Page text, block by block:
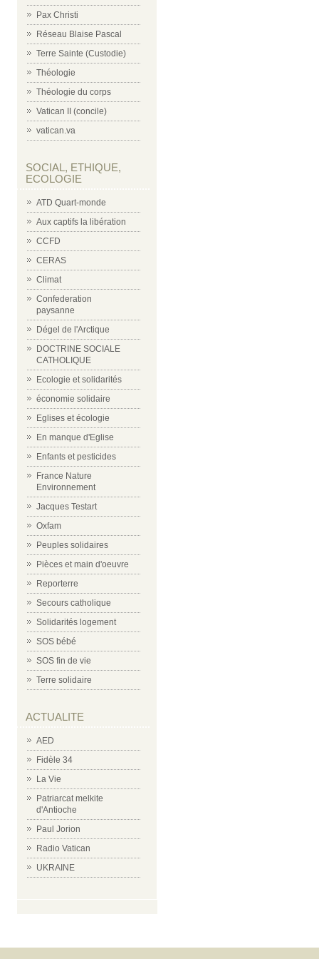
Pax Christi
Réseau Blaise Pascal
Terre Sainte (Custodie)
Théologie
Théologie du corps
Vatican II (concile)
vatican.va
SOCIAL, ETHIQUE,
ECOLOGIE
ATD Quart-monde
Aux captifs la libération
CCFD
CERAS
Climat
Confederation
paysanne
Dégel de l'Arctique
DOCTRINE SOCIALE
CATHOLIQUE
Ecologie et solidarités
économie solidaire
Eglises et écologie
En manque d'Eglise
Enfants et pesticides
France Nature
Environnement
Jacques Testart
Oxfam
Peuples solidaires
Pièces et main d'oeuvre
Reporterre
Secours catholique
Solidarités logement
SOS bébé
SOS fin de vie
Terre solidaire
ACTUALITE
AED
Fidèle 34
La Vie
Patriarcat melkite
d'Antioche
Paul Jorion
Radio Vatican
UKRAINE